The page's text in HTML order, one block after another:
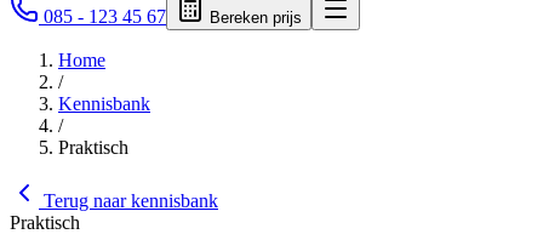
085 - 123 45 67
Bereken prijs
Home
/
Kennisbank
/
Praktisch
Terug naar kennisbank
Praktisch